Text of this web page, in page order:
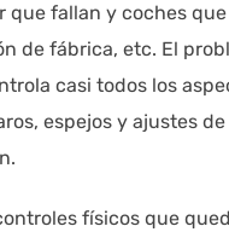
que fallan y coches
de fábrica, etc. El
casi todos los
espejos y ajustes
físicos que